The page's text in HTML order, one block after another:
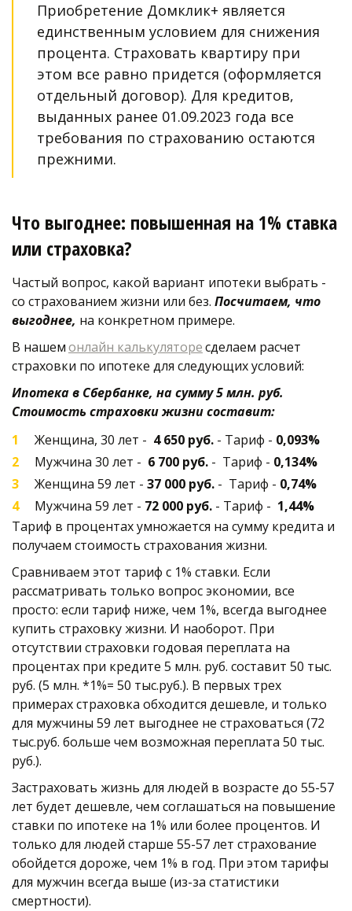
Приобретение Домклик+ является
единственным условием для снижения
процента. Страховать квартиру при
этом все равно придется (оформляется
отдельный договор). Для кредитов,
выданных ранее 01.09.2023 года все
требования по страхованию остаются
прежними.
Что выгоднее: повышенная на 1% ставка
или страховка?
Частый вопрос, какой вариант ипотеки выбрать -
со страхованием жизни или без. Посчитаем, что
выгоднее, на конкретном примере.
В нашем онлайн калькуляторесделаем расчет
страховки по ипотеке для следующих условий:
Ипотека в Сбербанке, на сумму 5 млн. руб.
Стоимость страховки жизни составит:
Женщина, 30 лет - 4 650 руб. - Тариф - 0,093%
Мужчина 30 лет - 6 700 руб. -  Тариф - 0,134%
Женщина 59 лет - 37 000 руб. -  Тариф - 0,74%
Мужчина 59 лет - 72 000 руб. - Тариф - 1,44%
Тариф в процентах умножается на сумму кредита и
получаем стоимость страхования жизни.
Сравниваем этот тариф с 1% ставки. Если
рассматривать только вопрос экономии, все
просто: если тариф ниже, чем 1%, всегда выгоднее
купить страховку жизни. И наоборот. При
отсутствии страховки годовая переплата на
процентах при кредите 5 млн. руб. составит 50 тыс.
руб. (5 млн. *1%= 50 тыс.руб.). В первых трех
примерах страховка обходится дешевле, и только
для мужчины 59 лет выгоднее не страховаться (72
тыс.руб. больше чем возможная переплата 50 тыс.
руб.).
Застраховать жизнь для людей в возрасте до 55-57
лет будет дешевле, чем соглашаться на повышение
ставки по ипотеке на 1% или более процентов. И
только для людей старше 55-57 лет страхование
обойдется дороже, чем 1% в год. При этом тарифы
для мужчин всегда выше (из-за статистики
смертности).